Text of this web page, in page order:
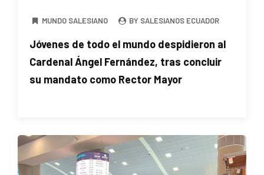
MUNDO SALESIANO BY SALESIANOS ECUADOR
Jóvenes de todo el mundo despidieron al
Cardenal Ángel Fernández, tras concluir
su mandato como Rector Mayor